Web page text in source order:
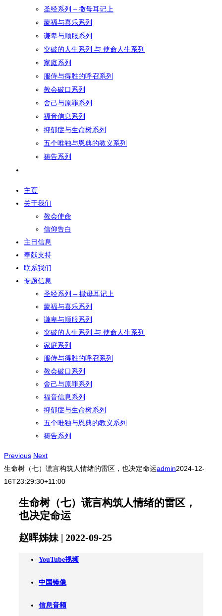
圣经系列 – 撒母耳记上
蒙福与喜乐系列
谦卑与顺服系列
突破的人生系列 与 使命人生系列
家庭系列
服侍与得胜的呼召系列
教会破口系列
舍己与原罪系列
福音信息系列
抑郁症与生命树系列
五个唯独与恩典的教义系列
祷告系列
主页
关于我们
教会使命
信仰告白
主日信息
奉献支持
联系我们
专题信息
圣经系列 – 撒母耳记上
蒙福与喜乐系列
谦卑与顺服系列
突破的人生系列 与 使命人生系列
家庭系列
服侍与得胜的呼召系列
教会破口系列
舍己与原罪系列
福音信息系列
抑郁症与生命树系列
五个唯独与恩典的教义系列
祷告系列
Previous Next
生命树（七）谎言构筑人情绪的雷区，也决定命运admin2024-12-
16T23:29:30+11:00
生命树（七）谎言构筑人情绪的雷区，
也决定命运
赵晖姊妹 | 2022-09-25
YouTube视频
中国镜像
信息音频